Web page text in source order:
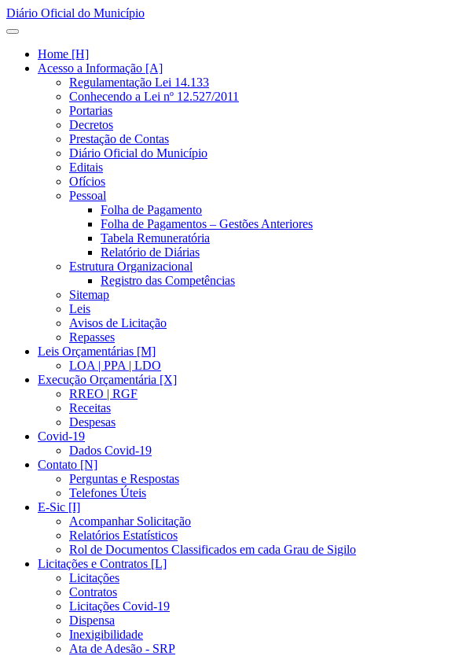
Diário Oficial do Município
Home [H]
Acesso a Informação [A]
Regulamentação Lei 14.133
Conhecendo a Lei nº 12.527/2011
Portarias
Decretos
Prestação de Contas
Diário Oficial do Município
Editais
Ofícios
Pessoal
Folha de Pagamento
Folha de Pagamentos – Gestões Anteriores
Tabela Remuneratória
Relatório de Diárias
Estrutura Organizacional
Registro das Competências
Sitemap
Leis
Avisos de Licitação
Repasses
Leis Orçamentárias [M]
LOA | PPA | LDO
Execução Orçamentária [X]
RREO | RGF
Receitas
Despesas
Covid-19
Dados Covid-19
Contato [N]
Perguntas e Respostas
Telefones Úteis
E-Sic [I]
Acompanhar Solicitação
Relatórios Estatísticos
Rol de Documentos Classificados em cada Grau de Sigilo
Licitações e Contratos [L]
Licitações
Contratos
Licitações Covid-19
Dispensa
Inexigibilidade
Ata de Adesão - SRP